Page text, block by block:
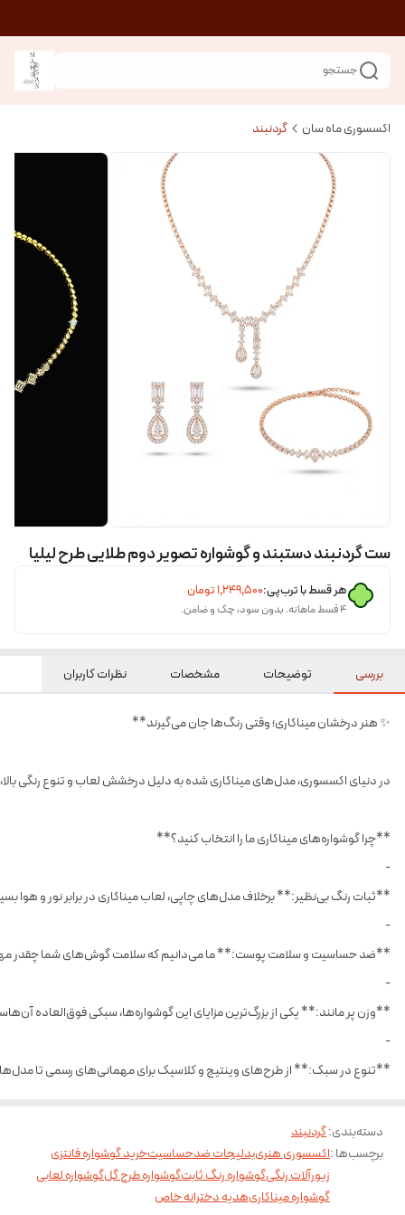
جستجو
اکسسوری ماه سان گردنبند
ست گردنبند دستبند و گوشواره تصویر دوم طلایی طرح لیلیا
هر قسط با ترب‌پی:۱٬۲۴۹٬۵۰۰تومان
۴ قسط ماهانه. بدون سود، چک و ضامن.
بررسی توضیحات مشخصات نظرات کاربران
✨ هنر درخشان میناکاری؛ وقتی رنگ‌ها جان می‌گیرند**
در دنیای اکسسوری، مدل‌های میناکاری شده به دلیل درخشش لعاب و تنوع رنگی
**چرا گوشواره‌های میناکاری ما را انتخاب کنید؟**
-
**ثبات رنگ بی‌نظیر:** برخلاف مدل‌های چاپی، لعاب میناکاری در برابر نور و
-
**ضد حساسیت و سلامت پوست:** ما می‌دانیم که سلامت گوش‌های شما چقدر مهم
-
**وزن پر مانند:** یکی از بزرگ‌ترین مزایای این گوشواره‌ها، سبکی فوق‌العاده
-
**تنوع در سبک:** از طرح‌های وینتیج و کلاسیک برای مهمانی‌های رسمی تا مدل‌های
دسته‌بندی:گردنبند
برچسب‌ها :اکسسوری هنریبدلیجات ضدحساسیتخرید گوشواره فانتزی
زیورآلات رنگیگوشواره رنگ ثابتگوشواره طرح گلگوشواره لعابی
گوشواره میناکاریهدیه دخترانه خاص